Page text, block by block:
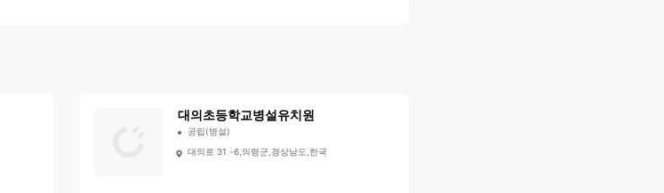
대의초등학교병설유치원
공립(병설)
대의로 31 -6,의령군,경상남도,한국